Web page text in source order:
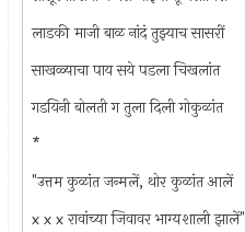
लाडकी माजी बाळ नांदं तुझ्याच सासरीं
साखळ्याचा पाय सये पडला चिखलांत
गडयिनी बोलती ग तुला दिली गोकुळांत
*
"उत्तम कुळांत जन्मलें, थोर कुळांत आलें
x x x रावांच्या जिवावर भाग्यशाली झालें"